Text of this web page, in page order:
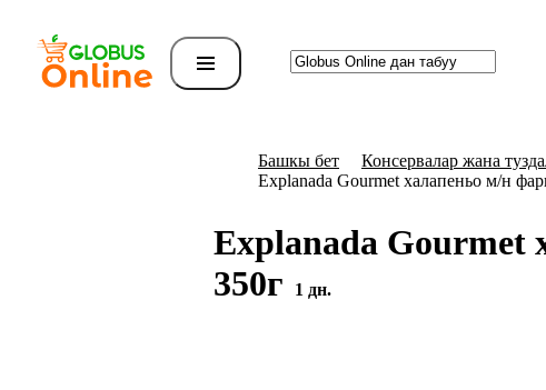
Башкы бет Консервалар жана
Explanada Gourmet халапеньо м/н
Explanada Gourmet
350г
1 дн.